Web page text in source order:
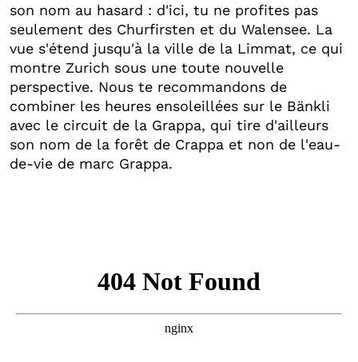
son nom au hasard : d'ici, tu ne profites pas
seulement des Churfirsten et du Walensee. La
vue s'étend jusqu'à la ville de la Limmat, ce qui
montre Zurich sous une toute nouvelle
perspective. Nous te recommandons de
combiner les heures ensoleillées sur le Bänkli
avec le circuit de la Grappa, qui tire d'ailleurs
son nom de la forêt de Crappa et non de l'eau-
de-vie de marc Grappa.